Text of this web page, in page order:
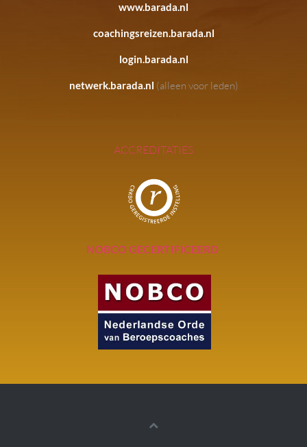
www.barada.nl
coachingsreizen.barada.nl
login.barada.nl
netwerk.barada.nl (alleen voor leden)
ACCREDITATIES
NOBCO GECERTIFICEERD